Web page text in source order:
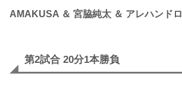
AMAKUSA ＆ 宮脇純太 ＆ アレハンドロ
第2試合 20分1本勝負